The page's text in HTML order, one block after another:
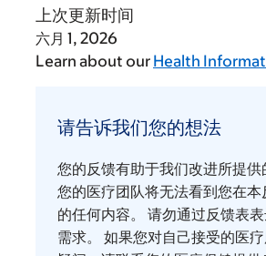
上次更新时间
六月 1, 2026
Learn about our Health
告
我
们
您
的
请告诉我们您的想法
您的反馈有助于我们改进所提供
您的医疗团队将无法看到您在本
的任何内容。 请勿通过反馈表
需求。 如果您对自己接受的医